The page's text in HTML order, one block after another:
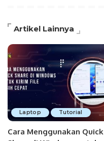
Artikel Lainnya
Laptop Tutorial
Cara Menggunakan Quick